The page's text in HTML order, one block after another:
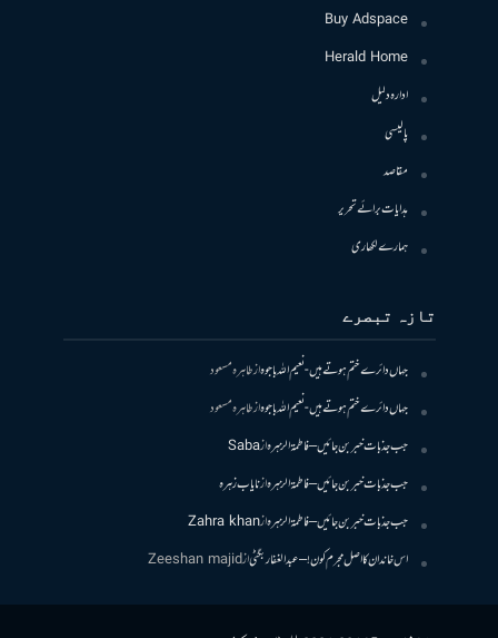
Buy Adspace
Herald Home
ادارہ دلیل
پالیسی
مقاصد
ہدایات برائے تحریر
ہمارے لکھاری
تازہ تبصرے
جہاں دائرے ختم ہوتے ہیں- نعیم اللہ باجوہازطاہرہ مسعود
جہاں دائرے ختم ہوتے ہیں- نعیم اللہ باجوہازطاہرہ مسعود
جب جذبات خبر بن جائیں – فاطمۃالزہرہازSaba
جب جذبات خبر بن جائیں – فاطمۃالزہرہازنایاب زہرہ
جب جذبات خبر بن جائیں – فاطمۃالزہرہازZahra khan
اس خاندان کا اصل مجرم کون! – عبدالغفار بگٹیازZeeshan majid